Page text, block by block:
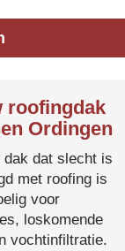
roofingdak
Ordingen
dak dat slecht is
met roofing is
voor
loskomende
vochtinfiltratie.